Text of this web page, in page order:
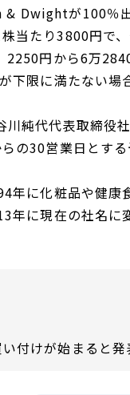
& Dwightが100％
当たり3800円で
2250円から6万
下限に満たない場
川純代代表取締役
の30営業日とす
年に化粧品や健康
年に現在の社名
付けが始まると